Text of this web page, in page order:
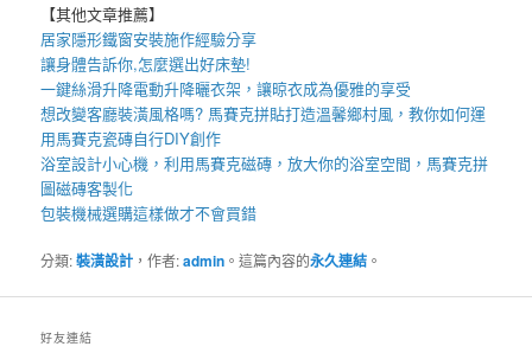
【其他文章推薦】
居家隱形鐵窗安裝施作經驗分享
讓身體告訴你,怎麼選出好床墊!
一鍵絲滑升降電動升降曬衣架 ，讓晾衣成為優雅的享受
想改變客廳裝潢風格嗎? 馬賽克拼貼打造溫馨鄉村風，教你如何運
用馬賽克瓷磚自行DIY創作
浴室設計小心機，利用馬賽克磁磚 ，放大你的浴室空間， 馬賽克拼
圖磁磚客製化
包裝機械選購這樣做才不會買錯
分類:裝潢設計 ，作者:admin 。這篇內容的永久連結 。
好友連結